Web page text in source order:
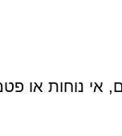
אי נוחות או